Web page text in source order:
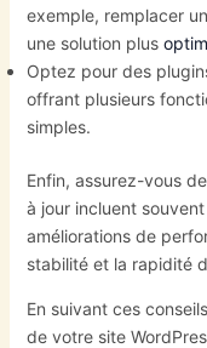
exemple, remplacer
une solution plus
Optez pour des
offrant plusieurs
simples.
Enfin, assurez-vous
à jour incluent
améliorations de
stabilité et la rapidité
En suivant ces
de votre site